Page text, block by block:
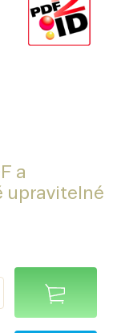
a
upravitelné